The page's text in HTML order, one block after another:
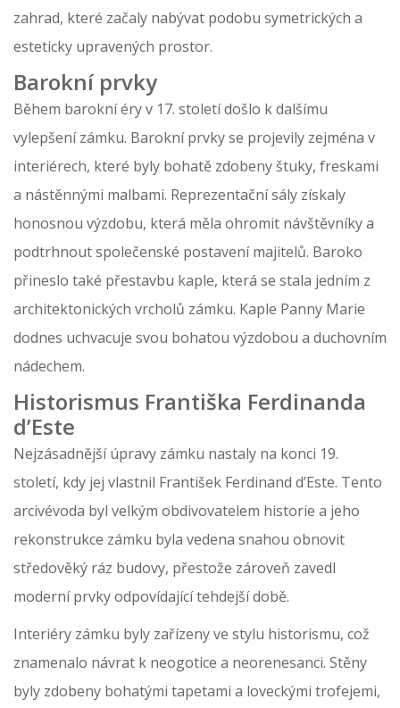
zahrad, které začaly nabývat podobu symetrických a
esteticky upravených prostor.
Barokní prvky
Během barokní éry v 17. století došlo k dalšímu
vylepšení zámku. Barokní prvky se projevily zejména v
interiérech, které byly bohatě zdobeny štuky, freskami
a nástěnnými malbami. Reprezentační sály získaly
honosnou výzdobu, která měla ohromit návštěvníky a
podtrhnout společenské postavení majitelů. Baroko
přineslo také přestavbu kaple, která se stala jedním z
architektonických vrcholů zámku. Kaple Panny Marie
dodnes uchvacuje svou bohatou výzdobou a duchovním
nádechem.
Historismus Františka Ferdinanda
d’Este
Nejzásadnější úpravy zámku nastaly na konci 19.
století, kdy jej vlastnil František Ferdinand d’Este. Tento
arcivévoda byl velkým obdivovatelem historie a jeho
rekonstrukce zámku byla vedena snahou obnovit
středověký ráz budovy, přestože zároveň zavedl
moderní prvky odpovídající tehdejší době.
Interiéry zámku byly zařízeny ve stylu historismu, což
znamenalo návrat k neogotice a neorenesanci. Stěny
byly zdobeny bohatými tapetami a loveckými trofejemi,